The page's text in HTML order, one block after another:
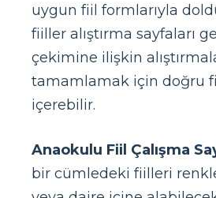
uygun fiil formlarıyla
fiiller alıştırma sayfaları
çekimine ilişkin
tamamlamak için doğru
içerebilir.
Anaokulu Fiil Çalışma
bir cümledeki fiilleri